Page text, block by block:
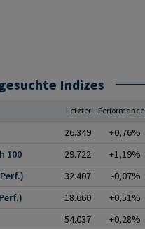
Indizes
Letzter Performance
26.349
+0,76%
100
29.722
+1,19%
32.407
-0,07%
18.660
+0,51%
54.037
+0,28%